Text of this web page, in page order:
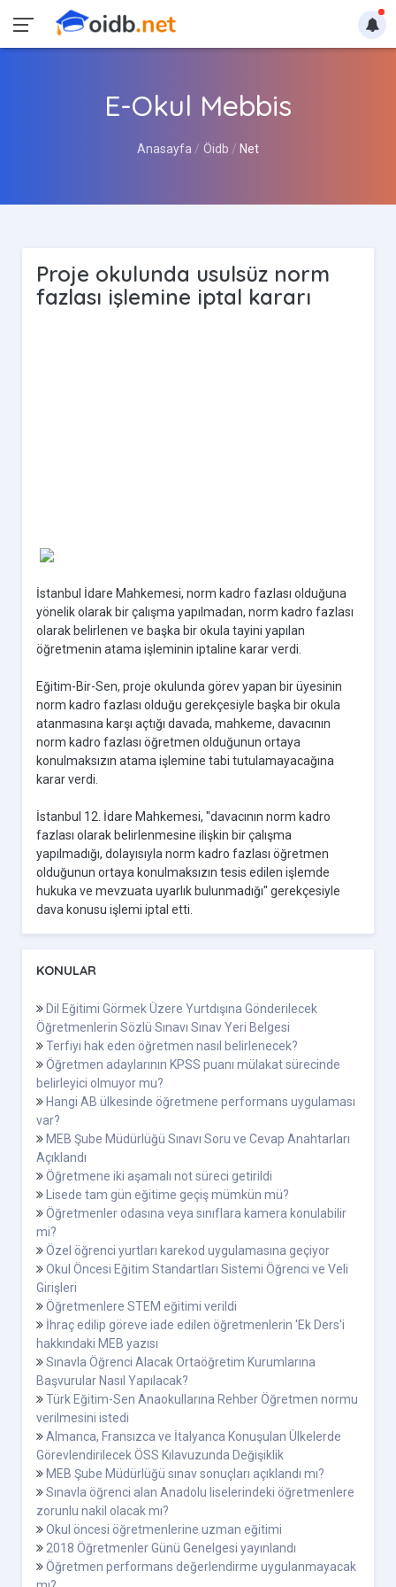
E-Okul Mebbis
Anasayfa Öidb Net
Proje okulunda usulsüz norm
fazlası işlemine iptal kararı
İstanbul İdare Mahkemesi, norm kadro fazlası olduğuna
yönelik olarak bir çalışma yapılmadan, norm kadro fazlası
olarak belirlenen ve başka bir okula tayini yapılan
öğretmenin atama işleminin iptaline karar verdi.
Eğitim-Bir-Sen, proje okulunda görev yapan bir üyesinin
norm kadro fazlası olduğu gerekçesiyle başka bir okula
atanmasına karşı açtığı davada, mahkeme, davacının
norm kadro fazlası öğretmen olduğunun ortaya
konulmaksızın atama işlemine tabi tutulamayacağına
karar verdi.
İstanbul 12. İdare Mahkemesi, "davacının norm kadro
fazlası olarak belirlenmesine ilişkin bir çalışma
yapılmadığı, dolayısıyla norm kadro fazlası öğretmen
olduğunun ortaya konulmaksızın tesis edilen işlemde
hukuka ve mevzuata uyarlık bulunmadığı" gerekçesiyle
dava konusu işlemi iptal etti.
KONULAR
Dil Eğitimi Görmek Üzere Yurtdışına Gönderilecek
Öğretmenlerin Sözlü Sınavı Sınav Yeri Belgesi
Terfiyi hak eden öğretmen nasıl belirlenecek?
Öğretmen adaylarının KPSS puanı mülakat sürecinde
belirleyici olmuyor mu?
Hangi AB ülkesinde öğretmene performans uygulaması
var?
MEB Şube Müdürlüğü Sınavı Soru ve Cevap Anahtarları
Açıklandı
Öğretmene iki aşamalı not süreci getirildi
Lisede tam gün eğitime geçiş mümkün mü?
Öğretmenler odasına veya sınıflara kamera konulabilir
mi?
Özel öğrenci yurtları karekod uygulamasına geçiyor
Okul Öncesi Eğitim Standartları Sistemi Öğrenci ve Veli
Girişleri
Öğretmenlere STEM eğitimi verildi
İhraç edilip göreve iade edilen öğretmenlerin 'Ek Ders'i
hakkındaki MEB yazısı
Sınavla Öğrenci Alacak Ortaöğretim Kurumlarına
Başvurular Nasıl Yapılacak?
Türk Eğitim-Sen Anaokullarına Rehber Öğretmen normu
verilmesini istedi
Almanca, Fransızca ve İtalyanca Konuşulan Ülkelerde
Görevlendirilecek ÖSS Kılavuzunda Değişiklik
MEB Şube Müdürlüğü sınav sonuçları açıklandı mı?
Sınavla öğrenci alan Anadolu liselerindeki öğretmenlere
zorunlu nakil olacak mı?
Okul öncesi öğretmenlerine uzman eğitimi
2018 Öğretmenler Günü Genelgesi yayınlandı
Öğretmen performans değerlendirme uygulanmayacak